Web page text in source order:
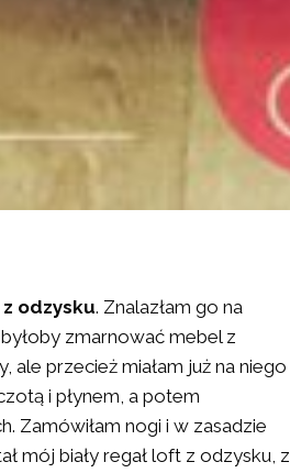
odzysku. Znalazłam go na
zmarnować mebel z
ale przecież miałam już na niego
i płynem, a potem
Zamówiłam nogi i w zasadzie
mój biały regał loft z odzysku, z